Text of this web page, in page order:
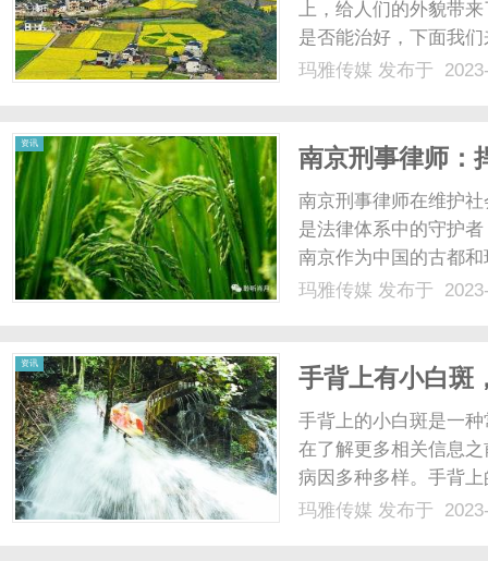
上，给人们的外貌带
是否能治好，下面我
病因尚不明确。目前
玛雅传媒 发布于
资讯
南京刑事律师：
南京刑事律师在维护
是法律体系中的守护
南京作为中国的古都
与其他城市一样，南
玛雅传媒 发布于
资讯
手背上有小白斑
手背上的小白斑是一
在了解更多相关信息
病因多种多样。手背
因为色素沉积不均匀
玛雅传媒 发布于